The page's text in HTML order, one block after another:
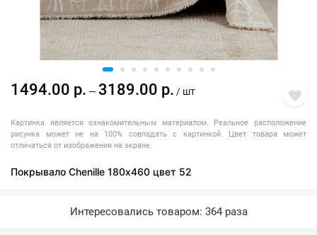
1494.00 р. — 3189.00 р. / шт
Картинка является ознакомительным материалом. Реальное расположение
рисунка может не на 100% совпадать с картинкой. Цвет товара может
отличаться от изображения на экране.
Покрывало Chenille 180х460 цвет 52
Интересовались товаром: 364 раза